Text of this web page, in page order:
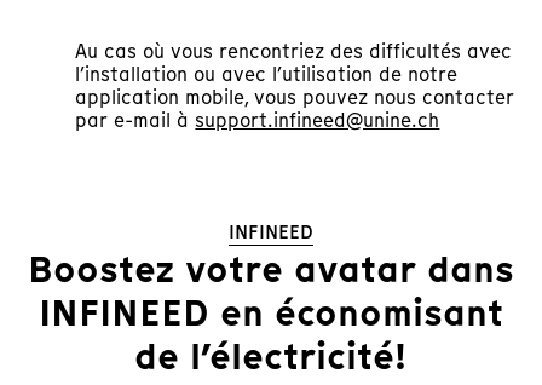
Au cas où vous rencontriez des difficultés avec
l’installation ou avec l’utilisation de notre
application mobile, vous pouvez nous contacter
par e-mail àsupport.infineed@unine.ch
INFINEED
Boostez votre avatar dans
INFINEED en économisant
de l’électricité!